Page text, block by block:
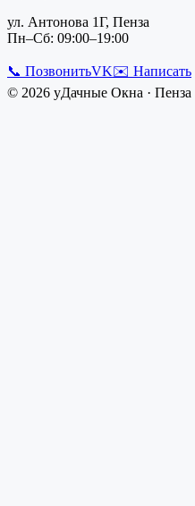
ул. Антонова 1Г, Пенза
Пн–Сб: 09:00–19:00
📞 ПозвонитьVK✉️ Написать
© 2026 уДачные Окна · Пенза